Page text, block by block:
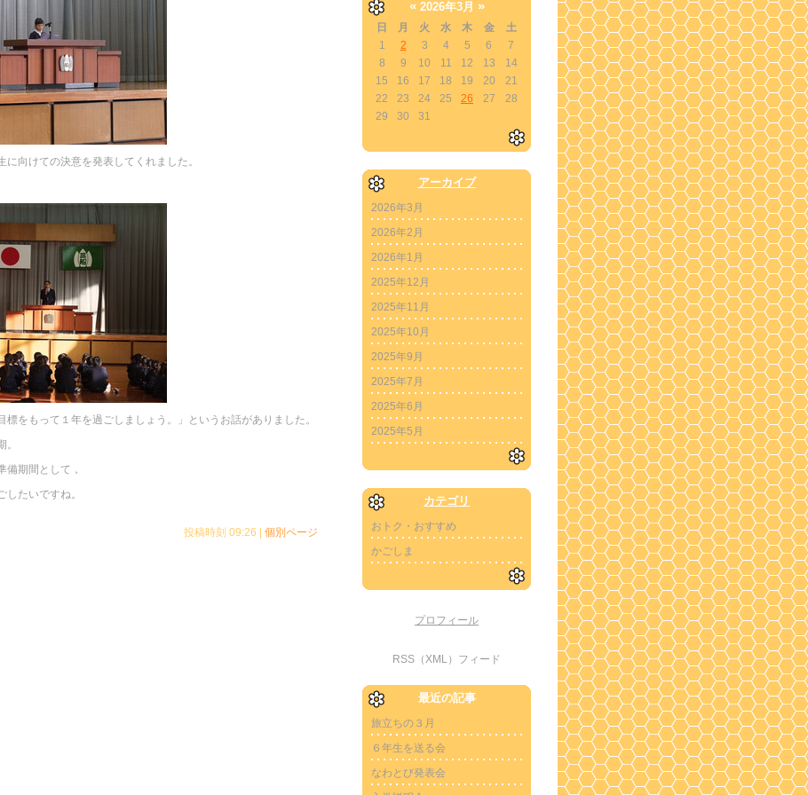
に向けての決意を発表してくれました。
標をもって１年を過ごしましょう。」というお話がありました。
備期間として，
したいですね。
投稿時刻 09:26 個別ページ
« 2026年3月 »
日 月 火 水 木 金
土
1
2 3 4 5 6
7
8
9 10 11 12 13
14
15
16 17 18 19 20
21
22
23 24 25 26 27
28
29
30 31
アーカイブ
2026年3月
2026年2月
2026年1月
2025年12月
2025年11月
2025年10月
2025年9月
2025年7月
2025年6月
2025年5月
カテゴリ
おトク・おすすめ
かごしま
プロフィール
RSS（XML）フィード
最近の記事
旅立ちの３月
６年生を送る会
なわとび発表会